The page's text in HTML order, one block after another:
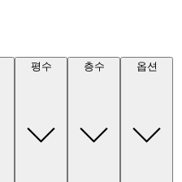
평수 층수 옵션